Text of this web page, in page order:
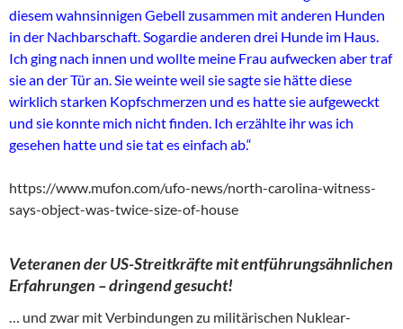
diesem wahnsinnigen Gebell zusammen mit anderen Hunden
in der Nachbarschaft. Sogardie anderen drei Hunde im Haus.
Ich ging nach innen und wollte meine Frau aufwecken aber traf
sie an der Tür an. Sie weinte weil sie sagte sie hätte diese
wirklich starken Kopfschmerzen und es hatte sie aufgeweckt
und sie konnte mich nicht finden. Ich erzählte ihr was ich
gesehen hatte und sie tat es einfach ab.“
https://www.mufon.com/ufo-news/north-carolina-witness-
says-object-was-twice-size-of-house
Veteranen der US-Streitkräfte mit entführungsähnlichen
Erfahrungen – dringend gesucht!
… und zwar mit Verbindungen zu militärischen Nuklear-